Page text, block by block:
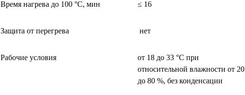
Время нагрева до 100 °C, мин ≤ 16
Защита от перегрева нет
Рабочие условия
от 18 до 33 °C при
относительной влажности от 20
до 80 %, без конденсации